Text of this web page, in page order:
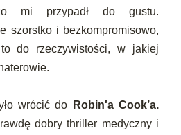
mi przypadł do gustu.
szorstko i bezkompromisowo,
do rzeczywistości, w jakiej
wrócić do
Robin'a Cook’a.
dobry thriller medyczny i